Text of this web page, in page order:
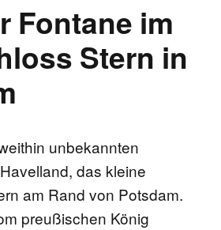
Fontane im
Stern in
unbekannten
das kleine
am Rand von Potsdam.
preußischen König